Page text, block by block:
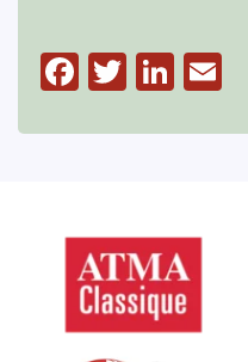
Facebook
Twitter